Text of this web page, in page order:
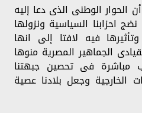
الحوار الوطنى الذى دعا إليه
احزابنا السياسية ونزولها
فيه لافتا إلى انها
الجماهير المصرية منوها
مباشرة فى تحصين جبهتنا
الخارجية وجعل بلادنا عصية